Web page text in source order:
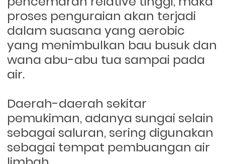
proses penguraian akan terjadi
dalam suasana yang aerobic
yang menimbulkan bau busuk dan
wana abu-abu tua sampai pada
air.
Daerah-daerah sekitar
pemukiman, adanya sungai selain
sebagai saluran, sering digunakan
sebagai tempat pembuangan air